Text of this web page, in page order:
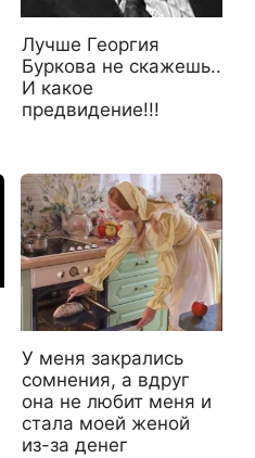
Лучше Георгия
Буркова не скажешь..
И какое
предвидение!!!
У меня закрались
сомнения, а вдруг
она не любит меня и
стала моей женой
из-за денег